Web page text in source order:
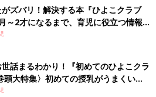
ズバリ！解決する本『ひよこクラブ
2才になるまで、育児に役立つ情報が
話まるわかり！『初めてのひよこクラ
頭大特集〉初めての授乳がうまくい
・ミルクの基本と夏のトラブル 解決テ